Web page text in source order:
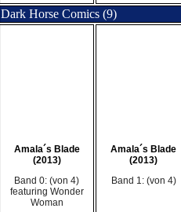
Dark Horse Comics (9)
Amala´s Blade
(2013)
Band 0: (von 4)
featuring Wonder
Woman
Amala´s Blade
(2013)
Band 1: (von 4)